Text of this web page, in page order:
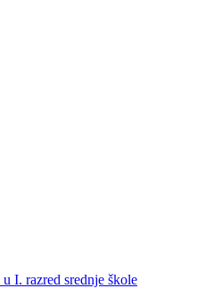
I. razred srednje škole